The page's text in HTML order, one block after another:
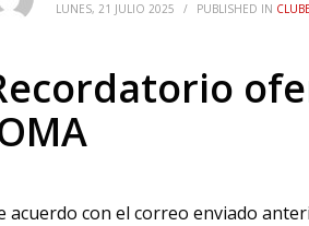
LUNES, 21 JULIO 2025 / PUBLISHED IN
acuerdo con el correo enviado